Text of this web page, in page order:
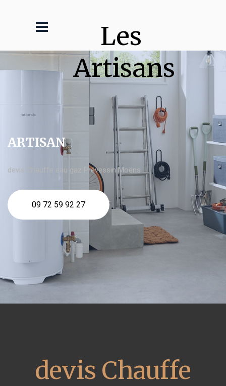
Les
Artisans
ARTISAN
devis Chauffe eau gaz Prévessin Moëns
09 72 59 92 27
devis Chauffe